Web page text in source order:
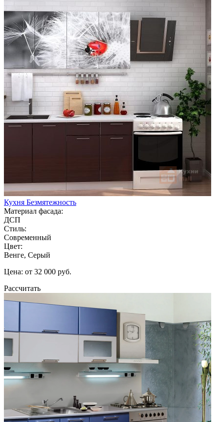
Кухня Безмятежность
Материал фасада:
ДСП
Стиль:
Современный
Цвет:
Венге, Серый
Цена: от 32 000 руб.
Рассчитать